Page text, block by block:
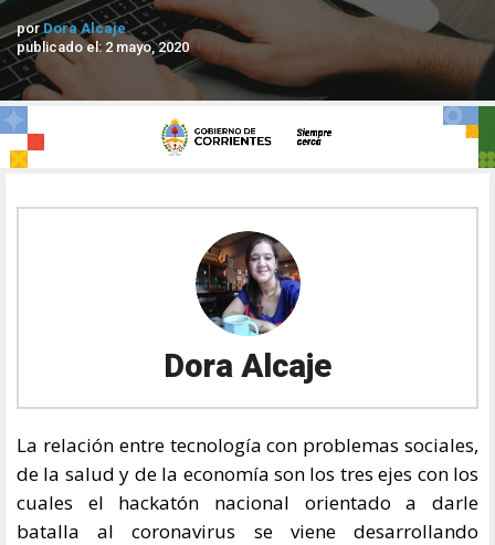
porDora Alcaje
publicado el: 2 mayo, 2020
Dora Alcaje
La relación entre tecnología con problemas sociales,
de la salud y de la economía son los tres ejes con los
cuales el hackatón nacional orientado a darle
batalla al coronavirus se viene desarrollando